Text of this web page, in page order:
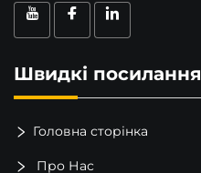
Швидкі посилання
Головна сторінка
Про Нас